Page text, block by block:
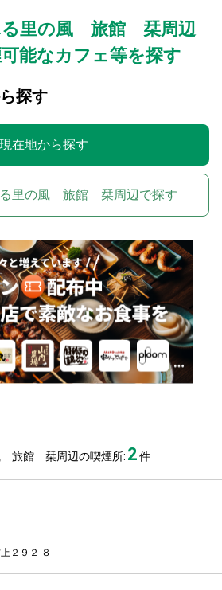
里の風 旅館 栞周辺
能なカフェ等を探す
探す
現在地から探す
里の風 旅館 栞周辺で探す
旅館 栞周辺の喫煙所: 2件
２９２-８